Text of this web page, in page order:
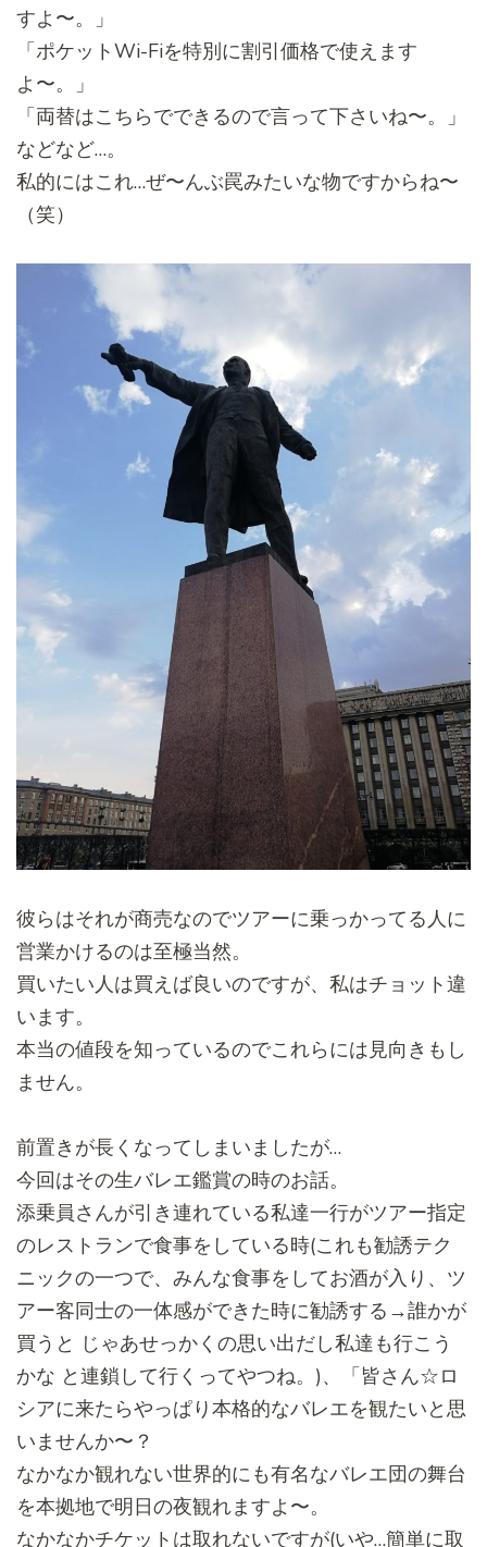
すよ〜。」
「ポケットWi-Fiを特別に割引価格で使えます
よ〜。」
「両替はこちらでできるので言って下さいね〜。」
などなど…。
私的にはこれ…ぜ〜んぶ罠みたいな物ですからね〜
（笑）
彼らはそれが商売なのでツアーに乗っかってる人に
営業かけるのは至極当然。
買いたい人は買えば良いのですが、私はチョット違
います。
本当の値段を知っているのでこれらには見向きもし
ません。
前置きが長くなってしまいましたが…
今回はその生バレエ鑑賞の時のお話。
添乗員さんが引き連れている私達一行がツアー指定
のレストランで食事をしている時(これも勧誘テク
ニックの一つで、 みんな食事をしてお酒が入り、 ツ
アー客同士の一体感ができた時に勧誘する→誰かが
買うと じゃあせっかくの思い出だし私達も行こう
かな と連鎖して行くってやつね。)、「皆さん☆ロ
シアに来たらやっぱり本格的なバレエを観たいと思
いませんか〜 ？
なかなか観れない世界的にも有名なバレエ団の舞台
を本拠地で明日の夜観れますよ〜。
なかなかチケットは取れないですが(いや…簡単に取